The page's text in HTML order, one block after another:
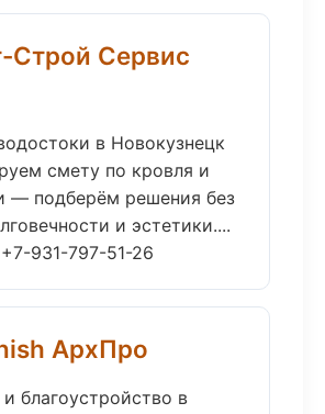
Строй Сервис
в Новокузнецк
смету по кровля и
— подберём решения без
и эстетики....
+7-931-797-51-26
АрхПро
благоустройство в